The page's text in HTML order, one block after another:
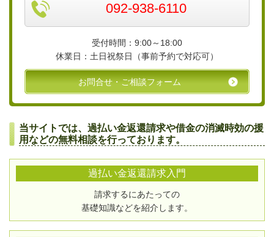
092-938-6110
受付時間：9:00～18:00
休業日：土日祝祭日（事前予約で対応可）
お問合せ・ご相談フォーム
当サイトでは、過払い金返還請求や借金の消滅時効の援
用などの無料相談を行っております。
過払い金返還請求入門
請求するにあたっての
基礎知識などを紹介します。